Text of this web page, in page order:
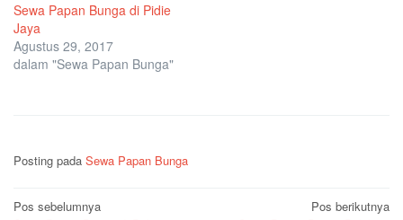
Sewa Papan Bunga di Pidie
Jaya
Agustus 29, 2017
dalam "Sewa Papan Bunga"
Posting pada Sewa Papan Bunga
Navigasi
Pos sebelumnya
Pos berikutnya